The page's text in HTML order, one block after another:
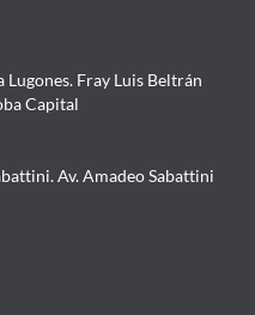
Lugones. Fray Luis Beltrán
Capital
Av. Amadeo Sabattini